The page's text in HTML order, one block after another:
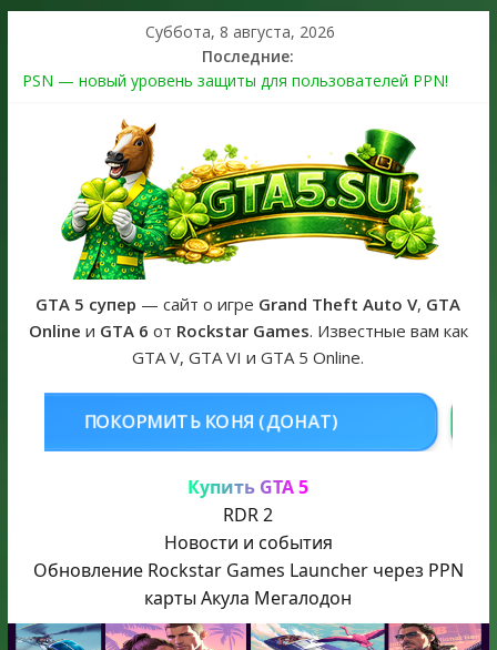
Суббота, 8 августа, 2026
Последние:
PSN — новый уровень защиты для пользователей PPN!
The Kortz Center Heist выйдет в GTA Online уже 14 июля
Регистрация в Rockstar Games Social Club ошибка #1.500.7:
как зарегистрировать аккаунт и войти без проблем в 2026
Получайте особые награды в GTA Online по программе
Fine Art Collector
GTA 6 официальная обложка игры и Предзаказ Grand Theft
Auto VI
GTA 5 супер — сайт о игре Grand Theft Auto V, GTA
Online и GTA 6 от Rockstar Games. Известные вам как
GTA V, GTA VI и GTA 5 Online.
(ДОНАТ) КУПИТЬ GTA 5
Купить GTA 5
RDR 2
Новости и события
Обновление Rockstar Games Launcher через PPN
карты Акула Мегалодон